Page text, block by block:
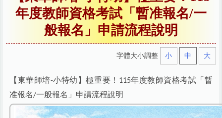
年度教師資格考試「暫准報名/一
般報名」申請流程說明
字體大小調整 小 中 大
【東華師培-小特幼】極重要！ 115年度教師資格考試「暫
准報名/一般報名」申請流程說明